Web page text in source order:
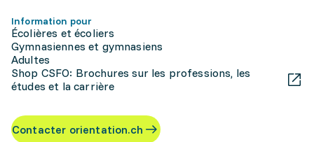
Information pour
Écolières et écoliers
Gymnasiennes et gymnasiens
Adultes
Shop CSFO: Brochures sur les professions, les
études et la carrière
Contacter orientation.ch